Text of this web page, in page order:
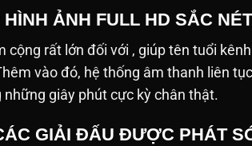
ẢNH FULL HD SẮC
cộng rất lớn đối với , giúp tên tuổi
vào đó, hệ thống âm thanh liên
giây phút cực kỳ chân thật.
GIẢI ĐẤU ĐƯỢC PHÁT